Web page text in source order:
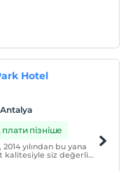
Hotel
пізніше
yılından bu yana
kalitesiyle siz değerli